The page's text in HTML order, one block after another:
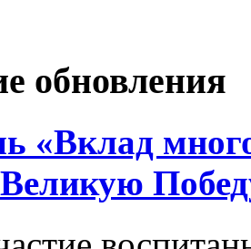
обновления
«Вклад